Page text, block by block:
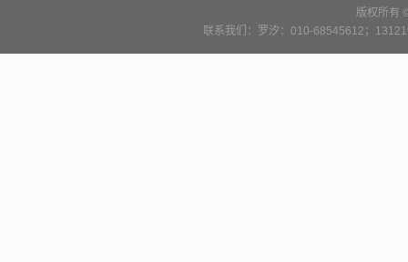
版权所有
联系我们：罗汐：010-68545612；